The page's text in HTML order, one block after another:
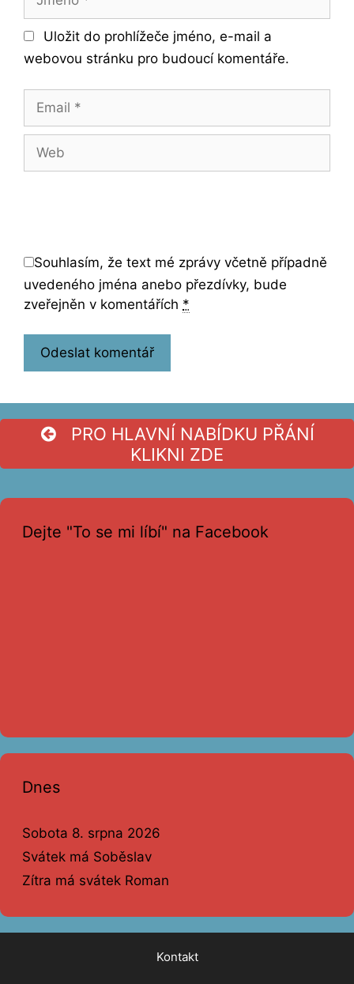
Uložit do prohlížeče jméno, e-mail a
webovou stránku pro budoucí komentáře.
Email
Web
Souhlasím, že text mé zprávy včetně případně
uvedeného jména anebo přezdívky, bude
zveřejněn v komentářích *
PRO HLAVNÍ NABÍDKU PŘÁNÍ
KLIKNI ZDE
Dejte "To se mi líbí" na Facebook
Dnes
Sobota 8. srpna 2026
Svátek má Soběslav
Zítra má svátek Roman
Kontakt